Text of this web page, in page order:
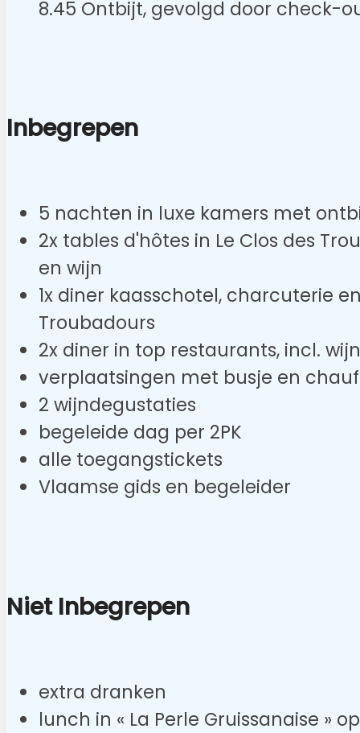
8.45 Ontbijt, gevolgd door check-
Inbegrepen
5 nachten in luxe kamers met
2x tables d'hôtes in Le Clos des
en wijn
1x diner kaasschotel, charcuterie
Troubadours
2x diner in top restaurants, incl. wijn
verplaatsingen met busje en
2 wijndegustaties
begeleide dag per 2PK
alle toegangstickets
Vlaamse gids en begeleider
Niet Inbegrepen
extra dranken
lunch in « La Perle Gruissanaise »